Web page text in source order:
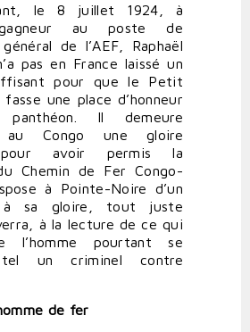
le 8 juillet 1924, à
au poste de
de l’AEF, Raphaël
pas en France laissé un
pour que le Petit
une place d’honneur
Il demeure
au Congo une gloire
pour avoir permis la
Chemin de Fer Congo-
à Pointe-Noire d’un
à sa gloire, tout juste
à la lecture de ce qui
l’homme pourtant se
tel un criminel contre
de fer